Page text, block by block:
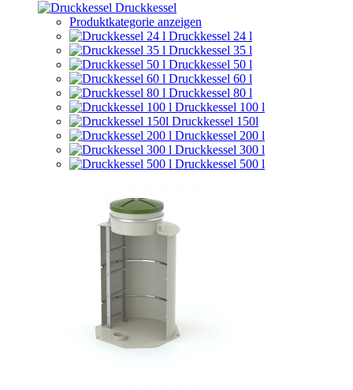
Druckkessel
Produktkategorie anzeigen
Druckkessel 24 l
Druckkessel 35 l
Druckkessel 50 l
Druckkessel 60 l
Druckkessel 80 l
Druckkessel 100 l
Druckkessel 150l
Druckkessel 200 l
Druckkessel 300 l
Druckkessel 500 l